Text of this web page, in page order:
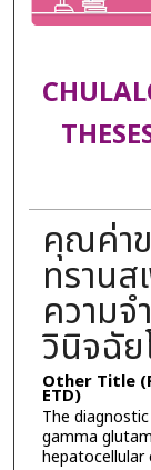
คุณค่า
ทรานส
ความจ
วินิจฉัย
Other Title
ETD)
The
gamma
hepatocellular